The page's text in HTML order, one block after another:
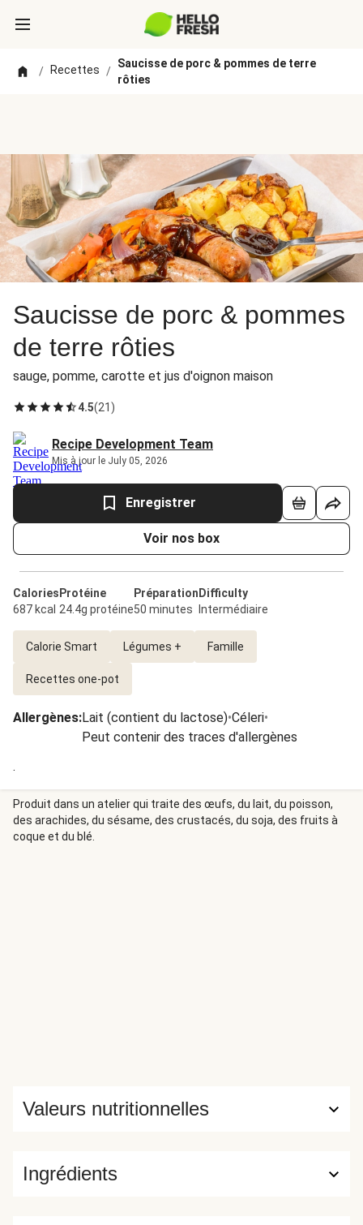
/ Recettes /
Saucisse de porc & pommes de terre
rôties
Saucisse de porc & pommes
de terre rôties
sauge, pomme, carotte et jus d'oignon maison
4.5(21 )
Recipe Development Team
Mis à jour le July 05, 2026
Enregistrer
Voir nos box
Calories
687 kcal
Protéine
24.4g protéine
Préparation
50 minutes
Difficulty
Intermédiaire
Calorie Smart Légumes + Famille
Recettes one-pot
Allergènes:Lait (contient du lactose)•Céleri•
Peut contenir des traces d'allergènes
.
Produit dans un atelier qui traite des œufs, du lait, du poisson,
des arachides, du sésame, des crustacés, du soja, des fruits à
coque et du blé.
Ingrédients
Valeurs nutritionnelles